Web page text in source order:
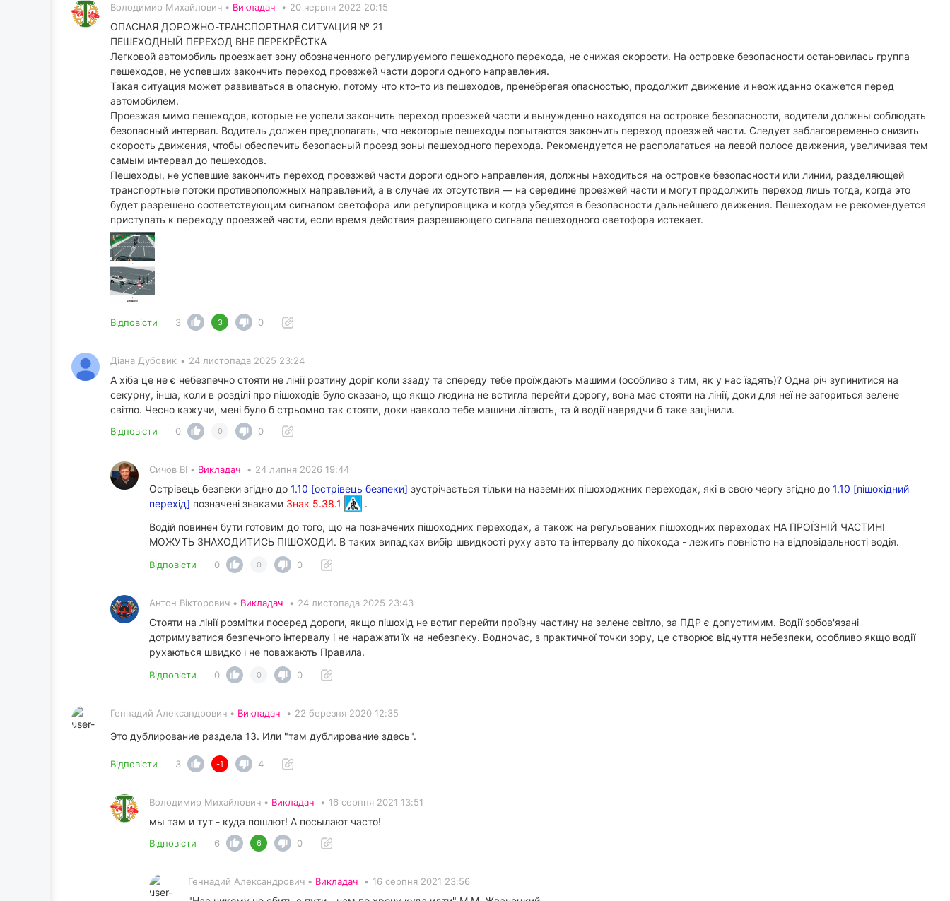
Володимир Михайлович • Викладач • 20 червня 2022 20:15
ОПАСНАЯ ДОРОЖНО-ТРАНСПОРТНАЯ СИТУАЦИЯ № 21
ПЕШЕХОДНЫЙ ПЕРЕХОД ВНЕ ПЕРЕКРЁСТКА
Легковой автомобиль проезжает зону обозначенного регулируемого пешеходного перехода, не снижая скорости. На островке безопасности остановилась группа
пешеходов, не успевших закончить переход проезжей части дороги одного направления.
Такая ситуация может развиваться в опасную, потому что кто-то из пешеходов, пренебрегая опасностью, продолжит движение и неожиданно окажется перед
автомобилем.
Проезжая мимо пешеходов, которые не успели закончить переход проезжей части и вынужденно находятся на островке безопасности, водители должны соблюдать
безопасный интервал. Водитель должен предполагать, что некоторые пешеходы попытаются закончить переход проезжей части. Следует заблаговременно снизить
скорость движения, чтобы обеспечить безопасный проезд зоны пешеходного перехода. Рекомендуется не располагаться на левой полосе движения, увеличивая тем
самым интервал до пешеходов.
Пешеходы, не успевшие закончить переход проезжей части дороги одного направления, должны находиться на островке безопасности или линии, разделяющей
транспортные потоки противоположных направлений, а в случае их отсутствия — на середине проезжей части и могут продолжить переход лишь тогда, когда это
будет разрешено соответствующим сигналом светофора или регулировщика и когда убедятся в безопасности дальнейшего движения. Пешеходам не рекомендуется
приступать к переходу проезжей части, если время действия разрешающего сигнала пешеходного светофора истекает.
Відповісти 3 3 0
Діана Дубовик • 24 листопада 2025 23:24
А хіба це не є небезпечно стояти не лінії розтину доріг коли ззаду та спереду тебе проїждають машими (особливо з тим, як у нас їздять)? Одна річ зупинитися на
секурну, інша, коли в розділі про пішоходів було сказано, що якщо людина не встигла перейти дорогу, вона має стояти на лінії, доки для неї не загориться зелене
світло. Чесно кажучи, мені було б стрьомно так стояти, доки навколо тебе машини літають, та й водії наврядчи б таке зацінили.
Відповісти 0 0 0
Сичов ВІ • Викладач • 24 липня 2026 19:44
Острівець безпеки згідно до 1.10 [острівець безпеки] зустрічається тільки на наземних пішоходжних переходах, які в свою чергу згідно до 1.10 [пішохідний
перехід] позначені знаками Знак 5.38.1
.
Водій повинен бути готовим до того, що на позначених пішоходних переходах, а також на регульованих пішоходних переходах НА ПРОЇЗНІЙ ЧАСТИНІ
МОЖУТЬ ЗНАХОДИТИСЬ ПІШОХОДИ. В таких випадках вибір швидкості руху авто та інтервалу до піхохода - лежить повністю на відповідальності водія.
Відповісти 0 0 0
Антон Вікторович • Викладач • 24 листопада 2025 23:43
Стояти на лінії розмітки посеред дороги, якщо пішохід не встиг перейти проїзну частину на зелене світло, за ПДР є допустимим. Водії зобов'язані
дотримуватися безпечного інтервалу і не наражати їх на небезпеку. Водночас, з практичної точки зору, це створює відчуття небезпеки, особливо якщо водії
рухаються швидко і не поважають Правила.
Відповісти 0 0 0
Геннадий Александрович • Викладач • 22 березня 2020 12:35
Это дублирование раздела 13. Или "там дублирование здесь".
Відповісти 3 -1 4
Володимир Михайлович • Викладач • 16 серпня 2021 13:51
мы там и тут - куда пошлют! А посылают часто!
Відповісти 6 6 0
Геннадий Александрович • Викладач • 16 серпня 2021 23:56